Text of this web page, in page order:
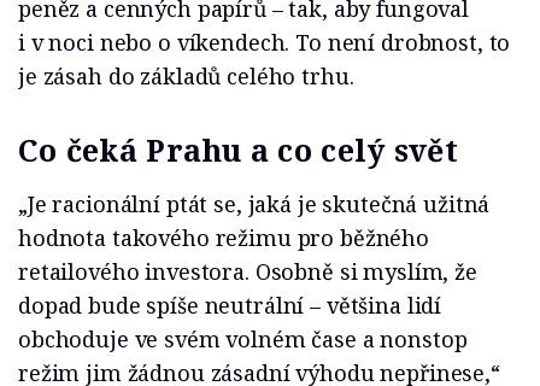
peněz a cenných papírů – tak, aby fungoval
i v noci nebo o víkendech. To není drobnost, to
je zásah do základů celého trhu.
Co čeká Prahu a co celý svět
„Je racionální ptát se, jaká je skutečná užitná
hodnota takového režimu pro běžného
retailového investora. Osobně si myslím, že
dopad bude spíše neutrální – většina lidí
obchoduje ve svém volném čase a nonstop
režim jim žádnou zásadní výhodu nepřinese,“